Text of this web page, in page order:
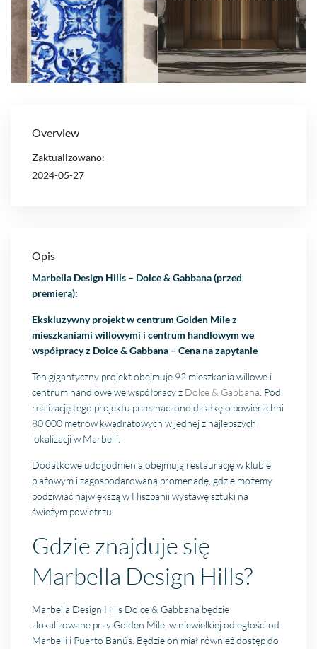
Overview
Zaktualizowano:
2024-05-27
Opis
Marbella Design Hills – Dolce & Gabbana (przed
premierą):
Ekskluzywny projekt w centrum Golden Mile z
mieszkaniami willowymi i centrum handlowym we
współpracy z Dolce & Gabbana – Cena na zapytanie
Ten gigantyczny projekt obejmuje 92 mieszkania willowe i
centrum handlowe we współpracy z Dolce & Gabbana . Pod
realizację tego projektu przeznaczono działkę o powierzchni
80 000 metrów kwadratowych w jednej z najlepszych
lokalizacji w Marbelli.
Dodatkowe udogodnienia obejmują restaurację w klubie
plażowym i zagospodarowaną promenadę, gdzie możemy
podziwiać największą w Hiszpanii wystawę sztuki na
świeżym powietrzu.
Gdzie znajduje się
Marbella Design Hills?
Marbella Design Hills Dolce & Gabbana będzie
zlokalizowane przy Golden Mile, w niewielkiej odległości od
Marbelli i Puerto Banús. Będzie on miał również dostęp do